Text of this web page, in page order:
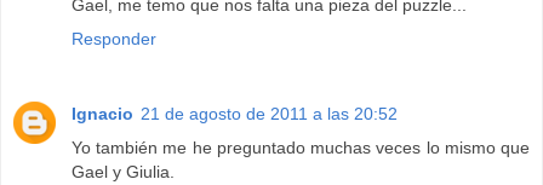
Gael, me temo que nos falta una pieza del puzzle...
Responder
Ignacio 21 de agosto de 2011 a las 20:52
Yo también me he preguntado muchas veces lo mismo que
Gael y Giulia.